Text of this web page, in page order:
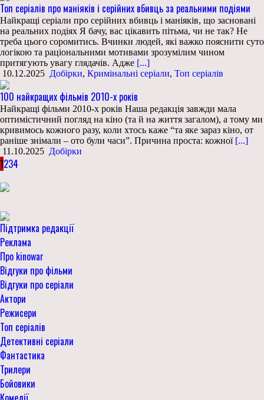
Топ серіалів про маніяків і серійних вбивць за реальними подіями
Найкращі серіали про серійних вбивць і маніяків, що засновані
на реальних подіях Я бачу, вас цікавить пітьма, чи не так? Не
треба цього соромитись. Вчинки людей, які важко пояснити суто
логікою та раціональними мотивами зрозумілим чином
притягують увагу глядачів. Адже [...]
10.12.2025 Добірки, Кримінальні серіали, Топ серіалів
100 найкращих фільмів 2010-х років
Найкращі фільми 2010-х років Наша редакція завжди мала
оптимістичний погляд на кіно (та й на життя загалом), а тому ми
кривимось кожного разу, коли хтось каже “та яке зараз кіно, от
раніше знімали – ото були часи”. Причина проста: кожної[...]
11.10.2025 Добірки
1234
Підтримка редакції
Реклама
Про kinowar
Відгуки про фільми
Відгуки про серіали
Актори
Режисери
Топ серіалів
Детективні серіали
Фантастика
Трилери
Бойовики